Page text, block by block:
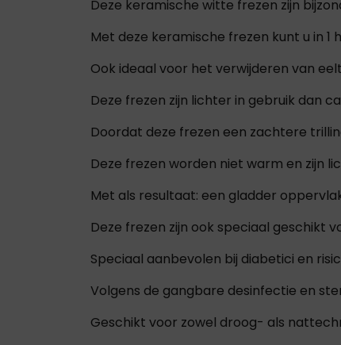
Deze keramische witte frezen zijn
Met deze keramische frezen kunt u in 1
Ook ideaal voor het verwijderen van
Deze frezen zijn lichter in gebruik dan
Doordat deze frezen een zachtere
Deze frezen worden niet warm en zijn
Met als resultaat: een gladder
Deze frezen zijn ook speciaal geschikt
Speciaal aanbevolen bij diabetici en
Volgens de gangbare desinfectie en
Geschikt voor zowel droog- als